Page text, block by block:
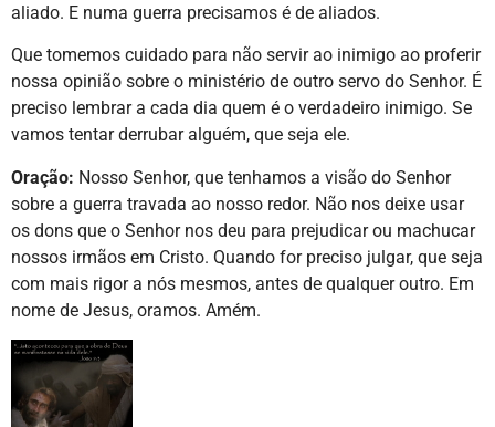
aliado. E numa guerra precisamos é de aliados.
Que tomemos cuidado para não servir ao inimigo ao proferir
nossa opinião sobre o ministério de outro servo do Senhor. É
preciso lembrar a cada dia quem é o verdadeiro inimigo. Se
vamos tentar derrubar alguém, que seja ele.
Oração: Nosso Senhor, que tenhamos a visão do Senhor
sobre a guerra travada ao nosso redor. Não nos deixe usar
os dons que o Senhor nos deu para prejudicar ou machucar
nossos irmãos em Cristo. Quando for preciso julgar, que seja
com mais rigor a nós mesmos, antes de qualquer outro. Em
nome de Jesus, oramos. Amém.